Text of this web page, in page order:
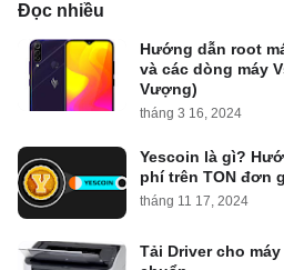
Đọc nhiều
Hướng dẫn root
và các dòng máy
Vượng)
tháng 3 16, 2024
Yescoin là gì?
phí trên TON đơn
tháng 11 17, 2024
Tải Driver cho